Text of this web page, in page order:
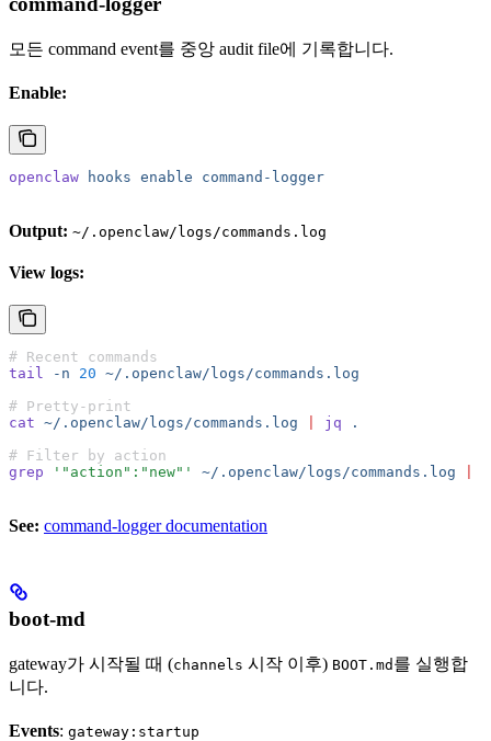
모든 command event를 중앙 audit file에 기록합니다.
Enable:
openclaw hooks enable command-logger
Output: ~/.openclaw/logs/commands.log
View logs:
# Recent commands
tail
-n 20 ~/.openclaw/logs/commands.log
# Pretty-print
cat ~/.openclaw/logs/commands.log jq .
# Filter by action
grep '"action":"new"' ~/.openclaw/logs/commands.log
See: command-logger documentation
boot-md
gateway가 시작될 때 (channels 시작 이후) BOOT.md 를 실행합
니다.
Events: gateway:startup